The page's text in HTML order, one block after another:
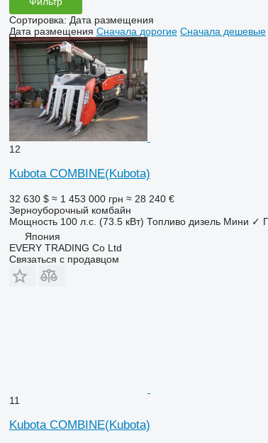
Сортировка: Дата размещения
Дата размещения Сначала дорогие Сначала дешевые
12
Kubota COMBINE(Kubota)
32 630 $ ≈ 1 453 000 грн ≈ 28 240 €
Зерноуборочный комбайн
Мощность 100 л.с. (73.5 кВт) Топливо дизель Мини ✓
Япония
EVERY TRADING Co Ltd
Связаться с продавцом
11
Kubota COMBINE(Kubota)